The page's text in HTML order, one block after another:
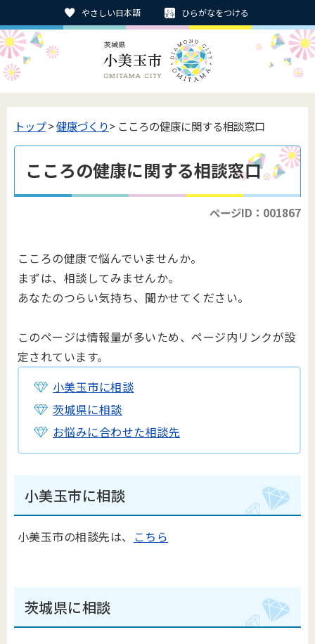
やさしい日本語 ひらがなをつける
トップ>健康づくり> こころの健康に関する相談窓口
こころの健康に関する相談窓口
ページID：001867
こころの健康で悩んでいませんか。
まずは、相談してみませんか。
あなたのつらい気持ち、聞かせてください。
このページは情報量が多いため、ページ内リンクが設
定されています。
小美玉市に相談
茨城県に相談
お悩みに合わせた相談先
小美玉市に相談
小美玉市の相談先は、 こちら
茨城県に相談